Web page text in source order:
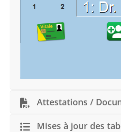
Attestations /
Mises à jour des